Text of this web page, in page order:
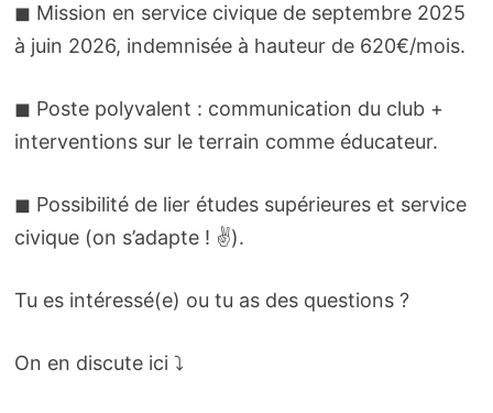
◼ Mission en service civique de septembre 2025
à juin 2026, indemnisée à hauteur de 620€/mois.
◼ Poste polyvalent : communication du club +
interventions sur le terrain comme éducateur.
◼ Possibilité de lier études supérieures et service
civique (on s’adapte ! ✌).
Tu es intéressé(e) ou tu as des questions ?
On en discute ici ⤵